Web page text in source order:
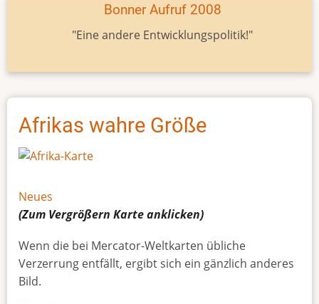
Bonner Aufruf 2008
"Eine andere Entwicklungspolitik!"
Afrikas wahre Größe
Neues
(Zum Vergrößern Karteanklicken)
Wenn die bei Mercator-Weltkarten übliche
Verzerrung entfällt, ergibt sich ein gänzlich anderes
Bild.